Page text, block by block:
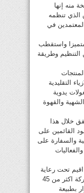
منه إنها
الذي تنظمه
في
واستقطب
التنظيم وطريقة
التقليدية
يدوية
الشهية والقهوة
خلال هذا
القائمين على
والسفارة على
تحت رعاية
قرينة رئيس هنغاريا أنيتا هرتزوغ وبمشاركة اكثر من 45
بطبيعة